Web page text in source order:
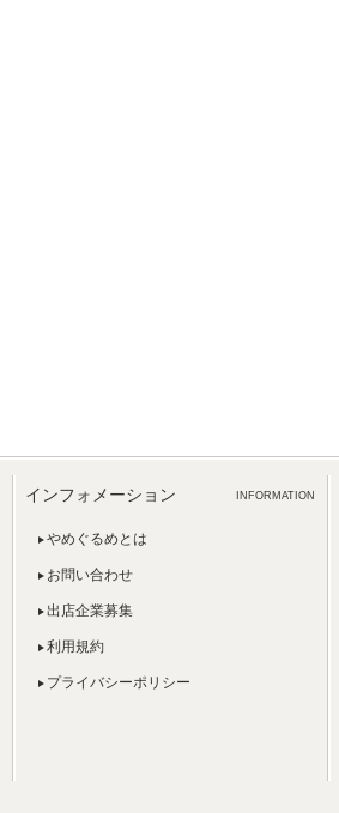
インフォメーション INFORMATION
やめぐるめとは
お問い合わせ
出店企業募集
利用規約
プライバシーポリシー